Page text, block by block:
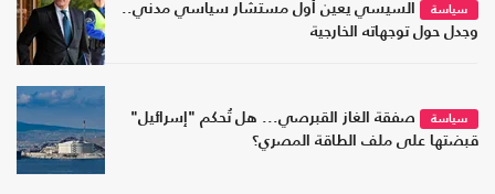
سياسة
السيسي يعين أول مستشار سياسي مدني..
وجدل حول توجهاته الخارجية
سياسة
صفقة الغاز القبرصي... هل تُحكم "إسرائيل"
قبضتها على ملف الطاقة المصري؟